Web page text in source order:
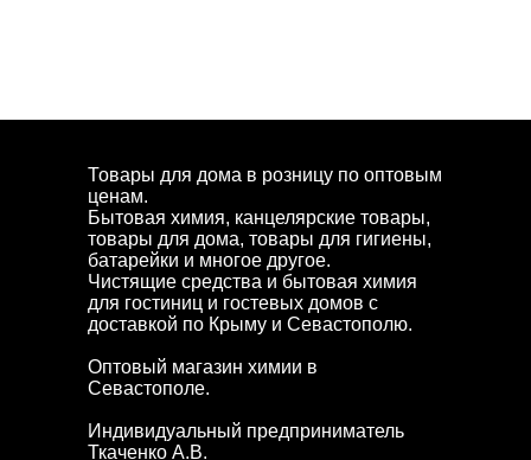
Товары для дома в розницу по оптовым
ценам.
Бытовая химия, канцелярские товары,
товары для дома, товары для гигиены,
батарейки и многое другое.
Чистящие средства и бытовая химия
для гостиниц и гостевых домов с
доставкой по Крыму и Севастополю.
Оптовый магазин химии в
Севастополе.
Индивидуальный предприниматель
Ткаченко А.В.